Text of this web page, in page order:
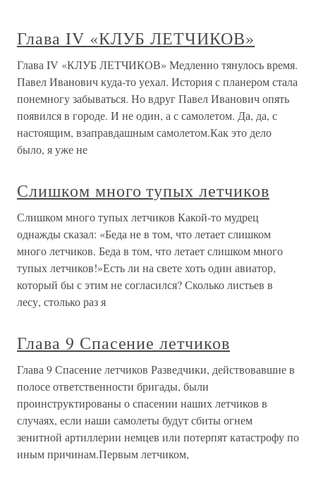
Глава IV «КЛУБ ЛЕТЧИКОВ»
Глава IV «КЛУБ ЛЕТЧИКОВ» Медленно тянулось время.
Павел Иванович куда-то уехал. История с планером стала
понемногу забываться. Но вдруг Павел Иванович опять
появился в городе. И не один, а с самолетом. Да, да, с
настоящим, взаправдашным самолетом.Как это дело
было, я уже не
Слишком много тупых летчиков
Слишком много тупых летчиков Какой-то мудрец
однажды сказал: «Беда не в том, что летает слишком
много летчиков. Беда в том, что летает слишком много
тупых летчиков!»Есть ли на свете хоть один авиатор,
который бы с этим не согласился? Сколько листьев в
лесу, столько раз я
Глава 9 Спасение летчиков
Глава 9 Спасение летчиков Разведчики, действовавшие в
полосе ответственности бригады, были
проинструктированы о спасении наших летчиков в
случаях, если наши самолеты будут сбиты огнем
зенитной артиллерии немцев или потерпят катастрофу по
иным причинам.Первым летчиком,